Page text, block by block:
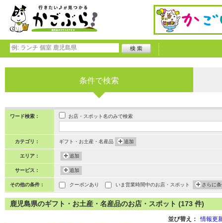
条件で検索
ワード検索： お店・スポット名のみで検索
カテゴリ： ギフト・お土産・名産品 追加
エリア： 追加
サービス： 追加
その他の条件： クーポンあり いま営業時間中のお店・スポット さらに
鹿児島県のギフト・お土産・名産品のお店・スポット (173 件)
並び替え： 情報更